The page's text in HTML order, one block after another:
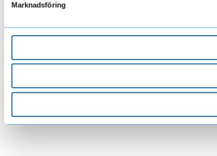
Marknadsföring